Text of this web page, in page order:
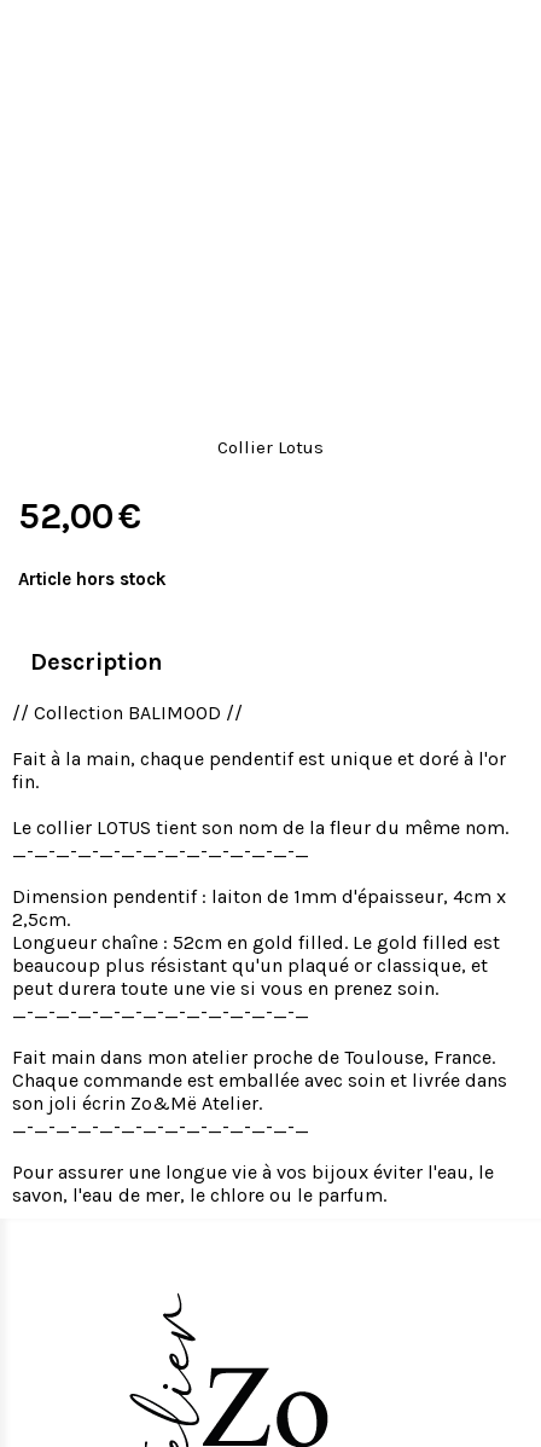
Collier Lotus
52,00€
Article hors stock
Description
// Collection BALIMOOD //
Fait à la main, chaque pendentif est unique et doré à l'or
fin.
Le collier LOTUS tient son nom de la fleur du même nom.
_-_-_-_-_-_-_-_-_-_-_-_-_-_
Dimension pendentif : laiton de 1mm d'épaisseur, 4cm x
2,5cm.
Longueur chaîne : 52cm en gold filled. Le gold filled est
beaucoup plus résistant qu'un plaqué or classique, et
peut durera toute une vie si vous en prenez soin.
_-_-_-_-_-_-_-_-_-_-_-_-_-_
Fait main dans mon atelier proche de Toulouse, France.
Chaque commande est emballée avec soin et livrée dans
son joli écrin Zo&Më Atelier.
_-_-_-_-_-_-_-_-_-_-_-_-_-_
Pour assurer une longue vie à vos bijoux éviter l'eau, le
savon, l'eau de mer, le chlore ou le parfum.